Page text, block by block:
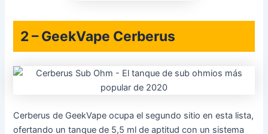
2 – GeekVape Cerberus
Cerberus de GeekVape ocupa el segundo sitio en esta lista,
ofertando un tanque de 5,5 ml de aptitud con un sistema